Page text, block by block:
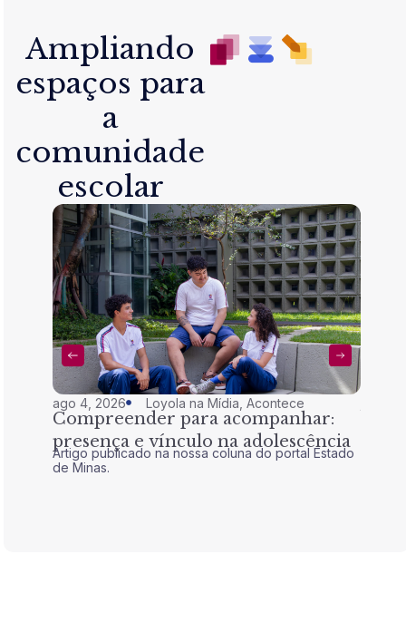
Ampliando
espaços para
a
comunidade
escolar
ago 4, 2026 Loyola na Mídia ,Acontece
Compreender para acompanhar:
presença e vínculo na adolescência
Artigo publicado na nossa coluna do portal Estado
de Minas.